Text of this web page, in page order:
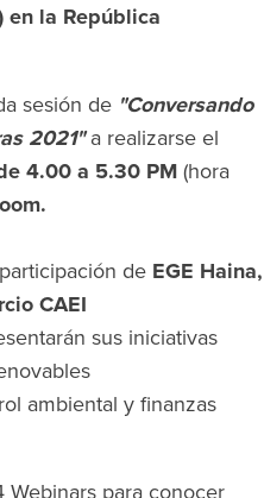
en la República
sesión de "Conversando
2021"a realizarse el
4.00 a 5.30 PM (hora
de EGE Haina,
CAEI
sus iniciativas
ambiental y finanzas